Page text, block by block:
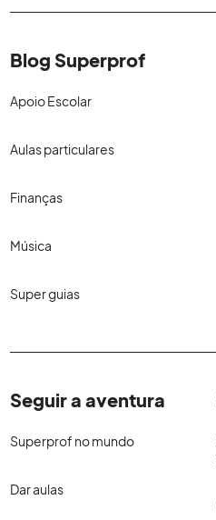
Blog Superprof
Apoio Escolar
Aulas particulares
Finanças
Música
Super guias
Seguir a aventura
Superprof no mundo
Dar aulas